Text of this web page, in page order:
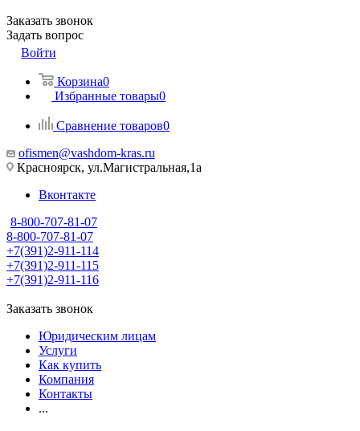
Заказать звонок
Задать вопрос
Войти
Корзина0
Избранные товары0
Сравнение товаров0
ofismen@vashdom-kras.ru
Красноярск, ул.Магистральная,1а
Вконтакте
8-800-707-81-07
8-800-707-81-07
+7(391)2-911-114
+7(391)2-911-115
+7(391)2-911-116
Заказать звонок
Юридическим лицам
Услуги
Как купить
Компания
Контакты
...